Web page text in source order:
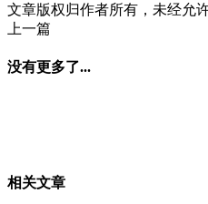
文章版权归作者所有，未经允
上一篇
没有更多了...
相关文章